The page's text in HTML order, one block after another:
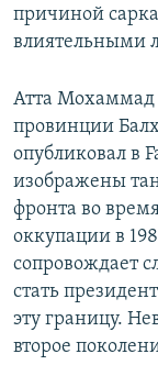
причиной
влиятельными
Атта Мохаммад
провинции
опубликовал в
изображены
фронта во
оккупации в
сопровождает
стать
эту границу.
второе